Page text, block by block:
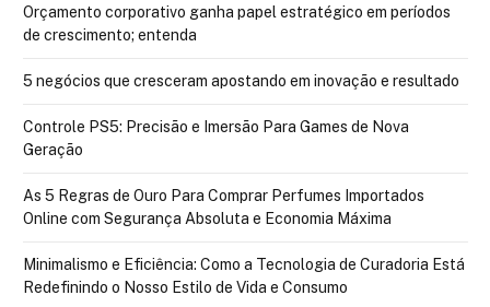
Orçamento corporativo ganha papel estratégico em períodos
de crescimento; entenda
5 negócios que cresceram apostando em inovação e resultado
Controle PS5: Precisão e Imersão Para Games de Nova
Geração
As 5 Regras de Ouro Para Comprar Perfumes Importados
Online com Segurança Absoluta e Economia Máxima
Minimalismo e Eficiência: Como a Tecnologia de Curadoria Está
Redefinindo o Nosso Estilo de Vida e Consumo